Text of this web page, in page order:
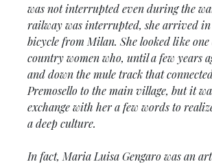
was not interrupted even during the
railway was interrupted, she arrived in
bicycle from Milan. She looked like one
country women who, until a few years
and down the mule track that
Premosello to the main village, but it
exchange with her a few words to
a deep culture.
In fact, Maria Luisa Gengaro was an